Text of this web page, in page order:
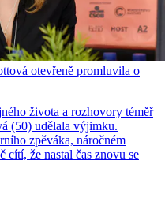
otevřeně promluvila o
života a rozhovory téměř
(50) udělala výjimku.
zpěváka, náročném
cítí, že nastal čas znovu se